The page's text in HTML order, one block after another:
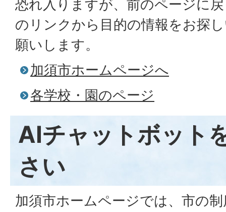
恐れ入りますが、前のページに
のリンクから目的の情報をお探
願いします。
加須市ホームページへ
各学校・園のページ
AIチャットボット
さい
加須市ホームページでは、市の